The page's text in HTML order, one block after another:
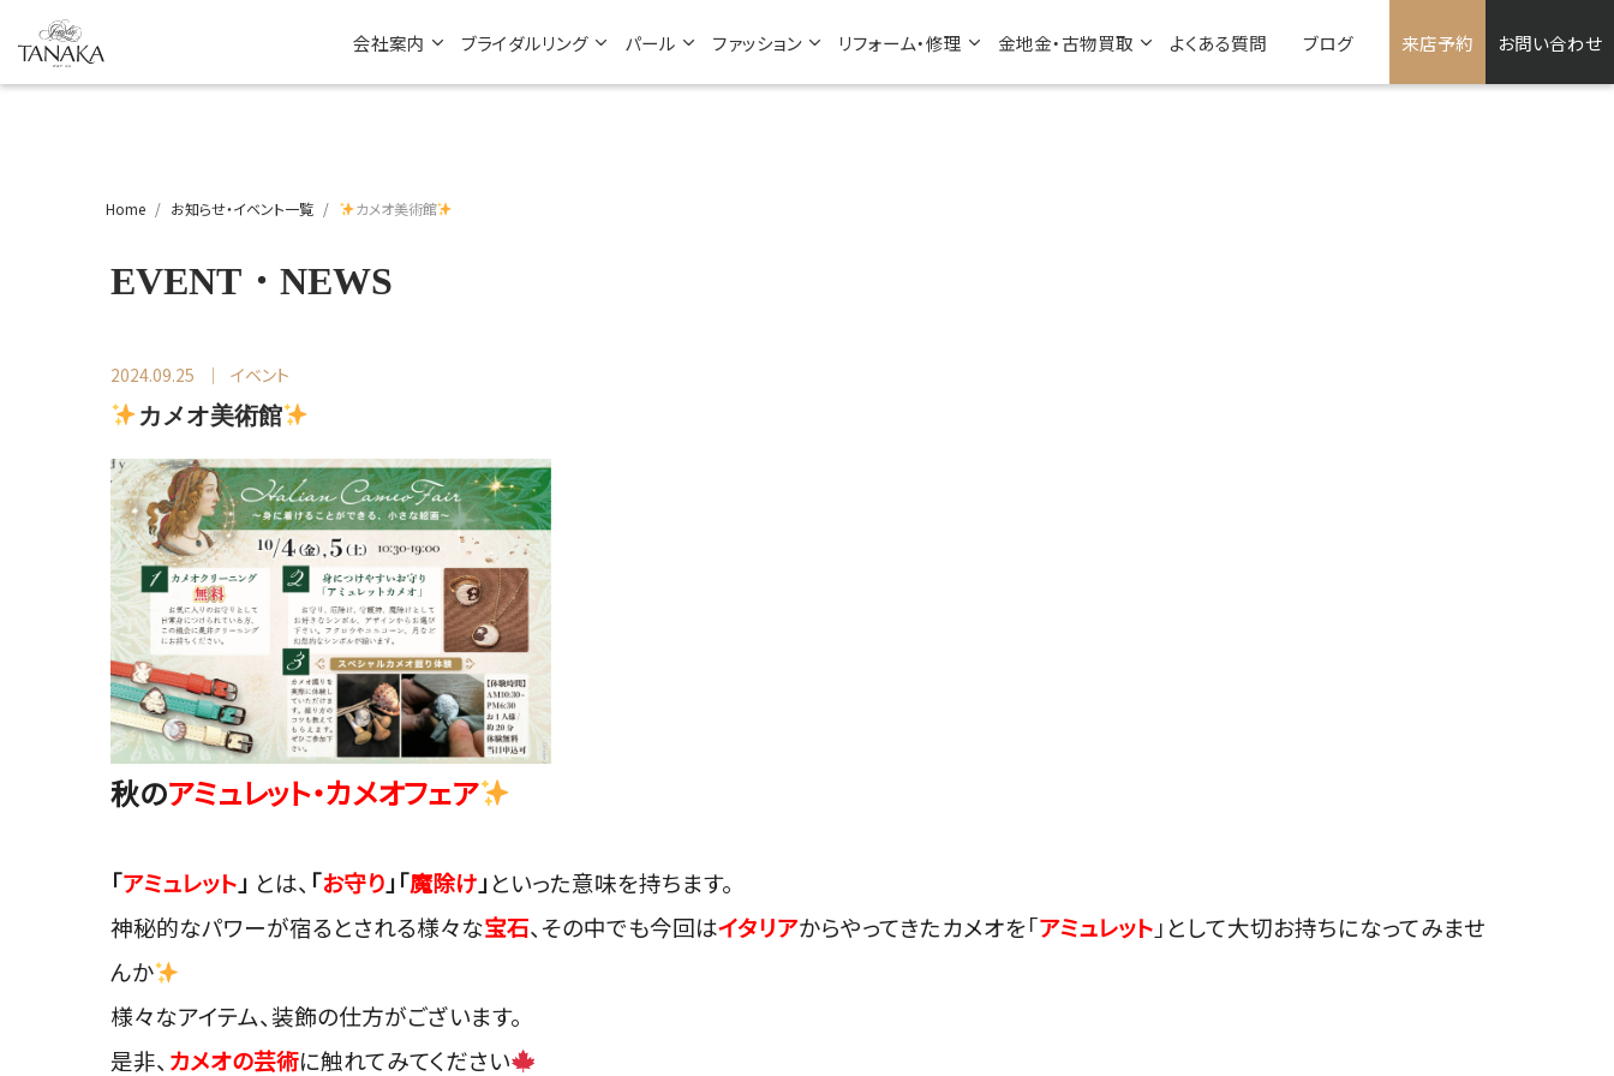
会社案内 ブライダルリング パール ファッション リフォーム・修理 金地金・古物買取 よくある質問 ブログ 来店予約 お問い合わせ
Home お知らせ・イベント一覧 カメオ美術館
EVENT・NEWS
2024.09.25 イベント
カメオ美術館
秋のアミュレット・カメオフェア
「アミュレット 」 とは、 「お守り 」「魔除け 」といった意味を持ちます。
神秘的なパワーが宿るとされる様々な宝石、その中でも今回はイタリアからやってきたカメオを「アミュレット 」として大切お持ちになってみませ
んか
様々なアイテム、装飾の仕方がございます。
是非、 カメオの芸術に触れてみてください